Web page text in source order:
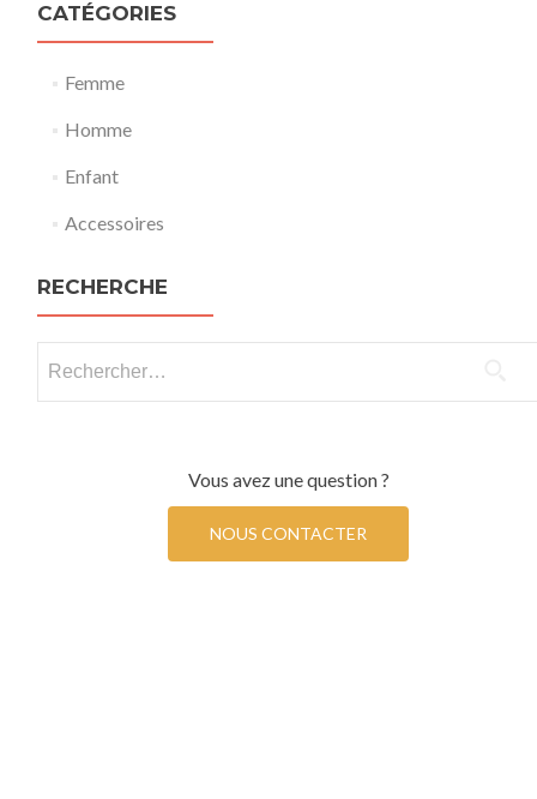
CATÉGORIES
Femme
Homme
Enfant
Accessoires
RECHERCHE
Vous avez une question ?
NOUS CONTACTER